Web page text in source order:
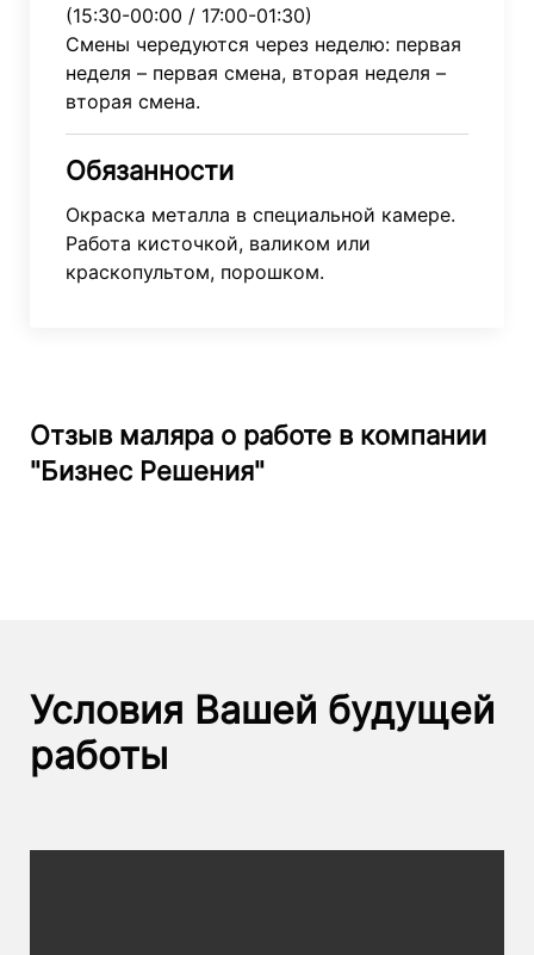
(15:30-00:00 / 17:00-01:30)
Смены чередуются через неделю: первая
неделя – первая смена, вторая неделя –
вторая смена.
Обязанности
Окраска металла в специальной камере.
Работа кисточкой, валиком или
краскопультом, порошком.
Отзыв маляра о работе в компании
"Бизнес Решения"
Условия Вашей будущей
работы